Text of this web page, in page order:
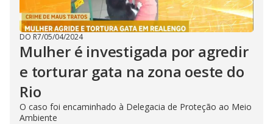
DO R7/05/04/2024
Mulher é investigada por agredir
e torturar gata na zona oeste do
Rio
O caso foi encaminhado à Delegacia de Proteção ao Meio
Ambiente